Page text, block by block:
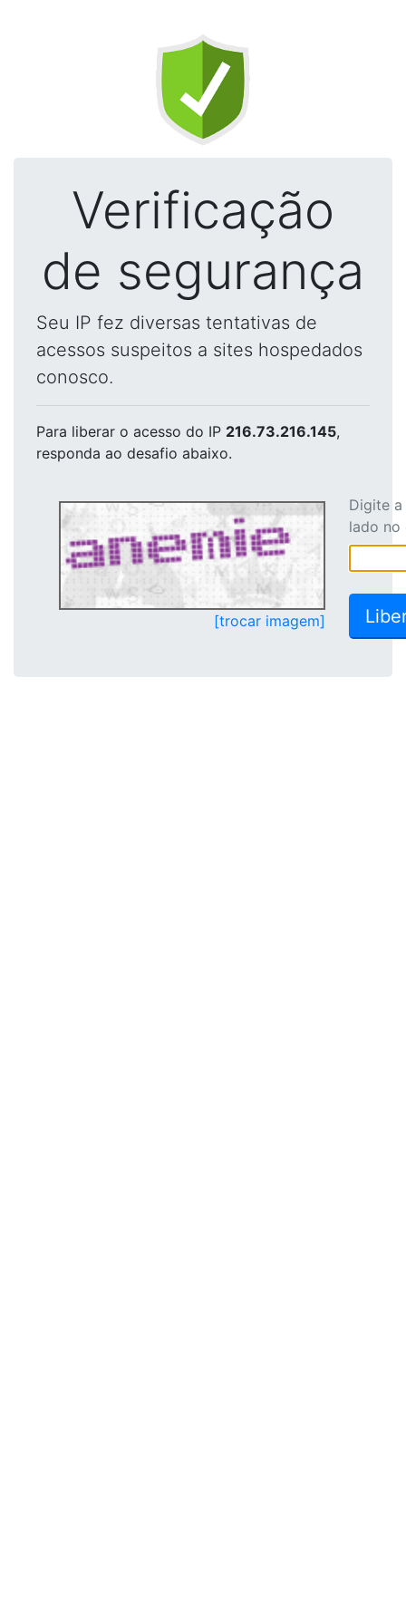
Verificação
de segurança
Seu IP fez diversas tentativas de
acessos suspeitos a sites hospedados
conosco.
Para liberar o acesso do IP 216.73.216.145,
responda ao desafio abaixo.
[trocar imagem]
Digite
lado no